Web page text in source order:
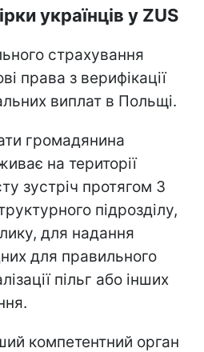
українців у ZUS
страхування
права з верифікації
виплат в Польщі.
громадянина
на території
зустріч протягом 3
підрозділу,
для надання
для правильного
пільг або інших
компетентний орган